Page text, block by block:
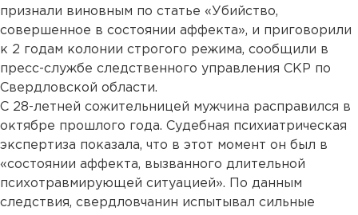
признали виновным по статье «Убийство,
совершенное в состоянии аффекта», и приговорили
к 2 годам колонии строгого режима, сообщили в
пресс-службе следственного управления СКР по
Свердловской области.
С 28-летней сожительницей мужчина расправился в
октябре прошлого года. Судебная психиатрическая
экспертиза показала, что в этот момент он был в
«состоянии аффекта, вызванного длительной
психотравмирующей ситуацией». По данным
следствия, свердловчанин испытывал сильные